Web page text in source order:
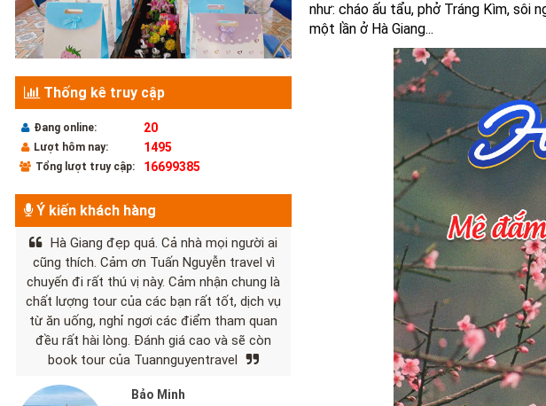
Thống kê truy cập
Đang online: 20
Lượt hôm nay: 1495
Tổng lượt truy cập: 16699385
Ý kiến khách hàng
Hà Giang đẹp quá. Cả nhà mọi người ai
cũng thích. Cảm ơn Tuấn Nguyễn travel vì
chuyến đi rất thú vị này. Cảm nhận chung là
chất lượng tour của các bạn rất tốt, dịch vụ
từ ăn uống, nghỉ ngơi các điểm tham quan
đều rất hài lòng. Đánh giá cao và sẽ còn
book tour của Tuannguyentravel
Bảo Minh
như: cháo ấu tẩu, phở Tráng Kìm, sôi
một lần ở Hà Giang...